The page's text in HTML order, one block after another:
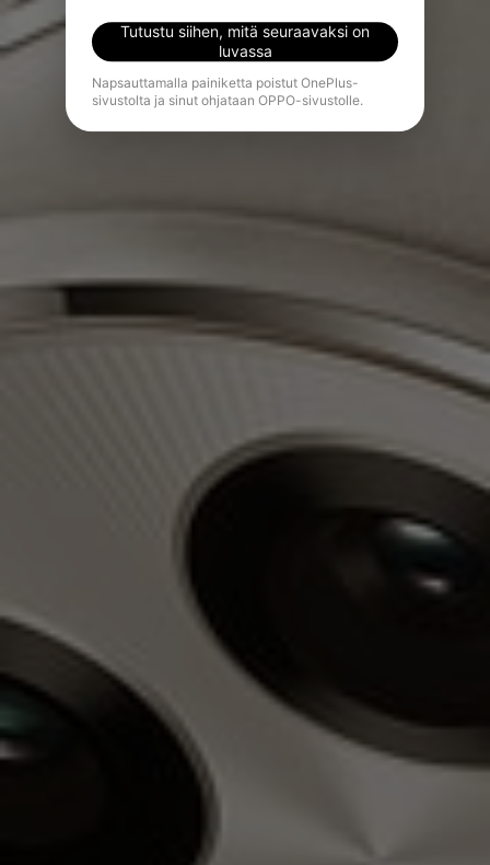
Tutustu siihen, mitä seuraavaksi on
luvassa
Napsauttamalla painiketta poistut OnePlus-
sivustolta ja sinut ohjataan OPPO-sivustolle.